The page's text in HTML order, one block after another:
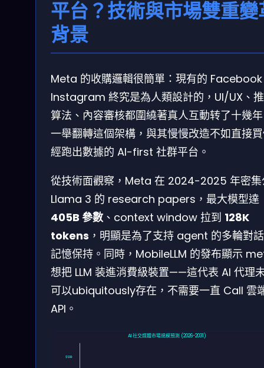
平台？技術與市場雙重變
背景
Meta 的收購邏輯很簡單：現有的
Instagram 終究是為人類設計的，UI/UX、
算法、內容審核都圍繞著真人互動转了十幾
一舉翻轉這個架構，與其慢慢改造不如直接
經跑出數據的 AI-first 社群平台。
從技術面觀察，Meta 在 2024-2025 年密集
Llama 3 的 research papers，最大模型達
405B 參數 、context window 拉到 128K
tokens ，明顯是為了支持 agent 的多輪對
記憶保持。同時，MobileLLM 的發布顯示
想把 LLM 装進消費級裝置——這代表 AI 代理
可以ubiquitously存在，不需要一直 Call 雲
API。
AI 社交媒體市場規模預測 (2026-2031)
$12B